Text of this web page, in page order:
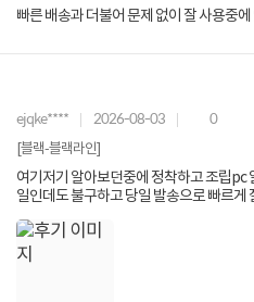
ejqke**** 2026-08-03 0
[블랙-블랙라인]
여기저기 알아보던중에 정착하고 조립pc
일인데도 불구하고 당일 발송으로 빠르게